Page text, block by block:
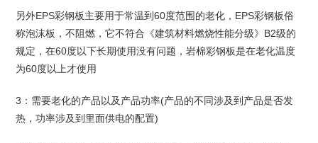
另外EPS彩钢板主要用于常温到60度范围的老化，EPS彩钢板俗
称泡沫板，不阻燃，它不符合《建筑材料燃烧性能分级》B2级的
规定，在60度以下长期使用没有问题，岩棉彩钢板是在老化温度
为60度以上才使用
3：需要老化的产品以及产品功率(产品的不同涉及到产品是否发
热，功率涉及到里面供电的配置)